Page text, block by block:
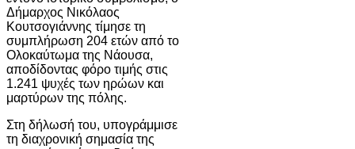
Δήμαρχος Νικόλαος
Κουτσογιάννης τίμησε τη
συμπλήρωση 204 ετών από το
Ολοκαύτωμα της Νάουσα,
αποδίδοντας φόρο τιμής στις
1.241 ψυχές των ηρώων και
μαρτύρων της πόλης.
Στη δήλωσή του, υπογράμμισε
τη διαχρονική σημασία της